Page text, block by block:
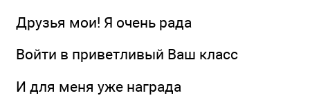
Друзья мои! Я очень рада
Войти в приветливый Ваш класс
И для меня уже награда